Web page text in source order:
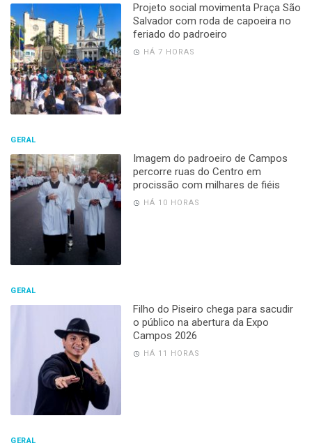
Projeto social movimenta Praça São
Salvador com roda de capoeira no
feriado do padroeiro
HÁ 7 HORAS
GERAL
Imagem do padroeiro de Campos
percorre ruas do Centro em
procissão com milhares de fiéis
HÁ 10 HORAS
GERAL
Filho do Piseiro chega para sacudir
o público na abertura da Expo
Campos 2026
HÁ 11 HORAS
GERAL